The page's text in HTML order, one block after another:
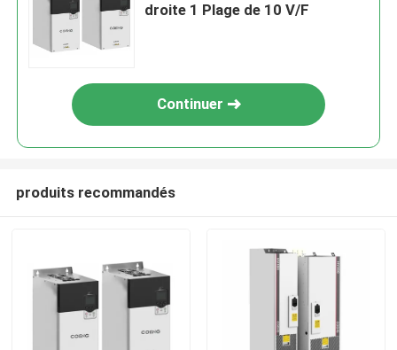
droite 1 Plage de 10 V/F
Continuer
produits recommandés